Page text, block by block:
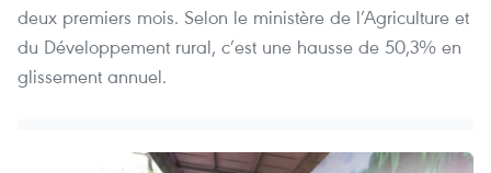
deux premiers mois. Selon le ministère de l’Agriculture et
du Développement rural, c’est une hausse de 50,3% en
glissement annuel.